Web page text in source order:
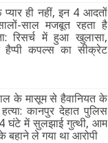
प्यार ही नहीं, इन 4 आदतों
साल मजबूत रहता है
रिसर्च में हुआ खुलासा,
हैप्पी कपल्स का सीक्रेट
के मासूम से हैवानियत के
हत्या: कानपुर देहात पुलिस
घंटे में सुलझाई गुत्थी, आम
बहाने ले गया था आरोपी